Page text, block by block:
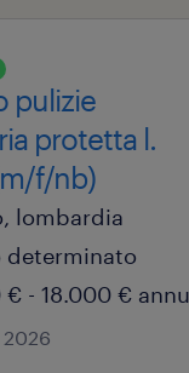
pulizie
protetta l.
f/nb)
lombardia
determinato
€ - 18.000 €